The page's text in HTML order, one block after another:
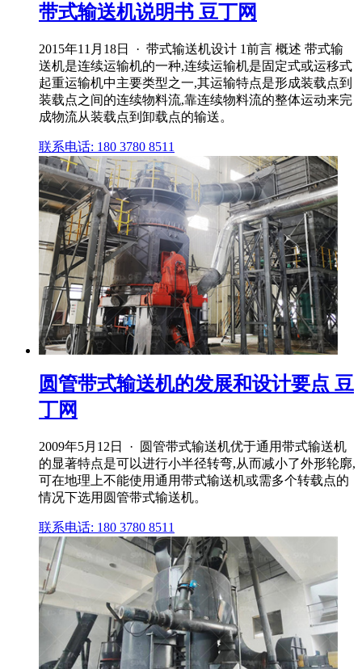
带式输送机说明书 豆丁网
2015年11月18日 · 带式输送机设计 1前言 概述 带式输
送机是连续运输机的一种,连续运输机是固定式或运移式
起重运输机中主要类型之一,其运输特点是形成装载点到
装载点之间的连续物料流,靠连续物料流的整体运动来完
成物流从装载点到卸载点的输送。
联系电话: 180 3780 8511
圆管带式输送机的发展和设计要点 豆
丁网
2009年5月12日 · 圆管带式输送机优于通用带式输送机
的显著特点是可以进行小半径转弯,从而减小了外形轮廓,
可在地理上不能使用通用带式输送机或需多个转载点的
情况下选用圆管带式输送机。
联系电话: 180 3780 8511